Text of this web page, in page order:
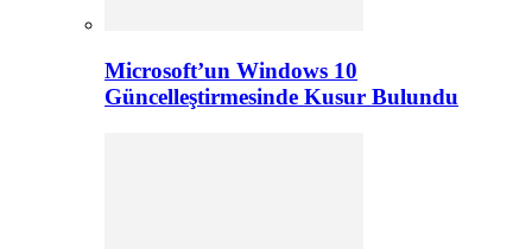
Microsoft’un Windows 10
Güncelleştirmesinde Kusur Bulundu